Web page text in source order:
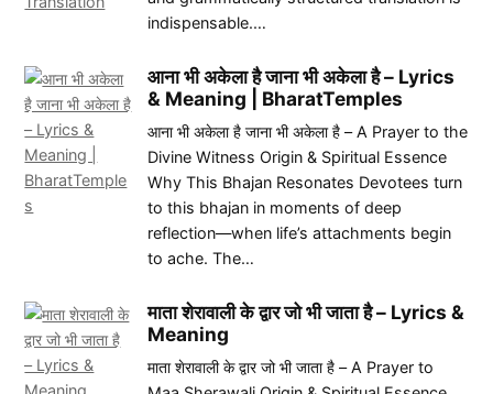
indispensable.…
आना भी अकेला है जाना भी अकेला है – Lyrics
& Meaning | BharatTemples
आना भी अकेला है जाना भी अकेला है – A Prayer to the
Divine Witness Origin & Spiritual Essence
Why This Bhajan Resonates Devotees turn
to this bhajan in moments of deep
reflection—when life’s attachments begin
to ache. The…
माता शेरावाली के द्वार जो भी जाता है – Lyrics &
Meaning
माता शेरावाली के द्वार जो भी जाता है – A Prayer to